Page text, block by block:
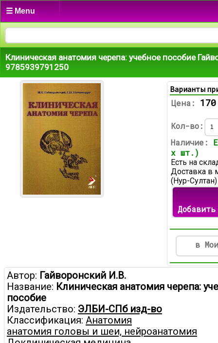
☰ Menu
Клиническая анатомия черепа: учебное пособие
9785939791250
Варианты
Цена:
Кол-во:
Наличие:
х шт.)
Есть на
Доставка в
(Нур-
в
Автор: Гайворонский И.В.
Название: Клиническая анатомия черепа:
пособие
Издательство: ЭЛБИ-СПб изд-во
Классификация: Анатомия
анатомия головы и шеи, нейроанатомия